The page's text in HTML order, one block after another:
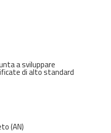
a sviluppare
di alto standard
(AN)